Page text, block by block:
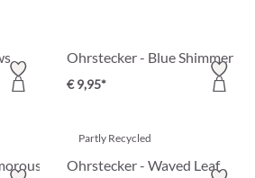
Ohrstecker - Blue Shimmer
€ 9,95*
Trio
Partly Recycled
Ohrstecker - Waved Leaf